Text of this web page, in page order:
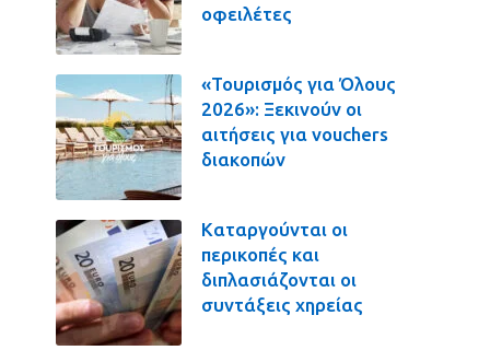
οφειλέτες
«Τουρισμός για Όλους
2026»: Ξεκινούν οι
αιτήσεις για vouchers
διακοπών
Καταργούνται οι
περικοπές και
διπλασιάζονται οι
συντάξεις χηρείας